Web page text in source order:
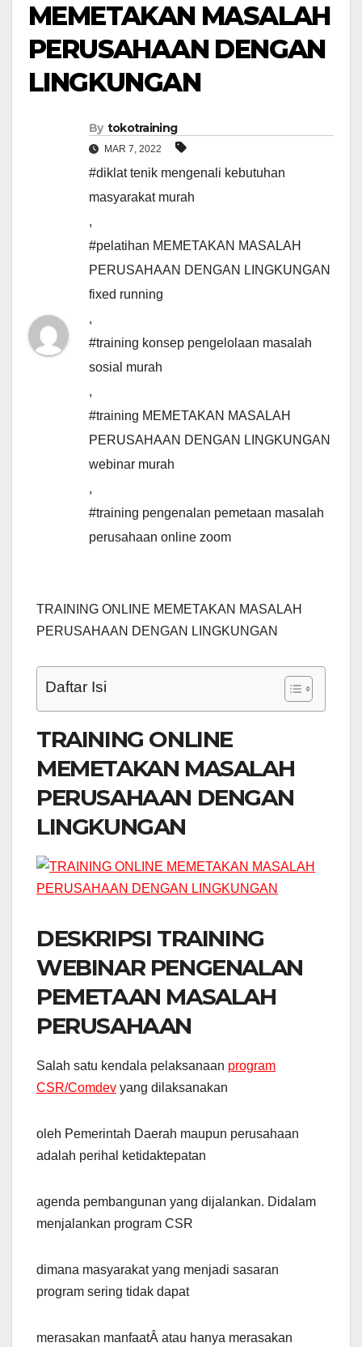
MEMETAKAN MASALAH
PERUSAHAAN DENGAN
LINGKUNGAN
By tokotraining
MAR 7, 2022
#diklat tenik mengenali kebutuhan
masyarakat murah
,
#pelatihan MEMETAKAN MASALAH
PERUSAHAAN DENGAN LINGKUNGAN
fixed running
,
#training konsep pengelolaan masalah
sosial murah
,
#training MEMETAKAN MASALAH
PERUSAHAAN DENGAN LINGKUNGAN
webinar murah
,
#training pengenalan pemetaan masalah
perusahaan online zoom
TRAINING ONLINE MEMETAKAN MASALAH
PERUSAHAAN DENGAN LINGKUNGAN
Daftar Isi
TRAINING ONLINE
MEMETAKAN MASALAH
PERUSAHAAN DENGAN
LINGKUNGAN
DESKRIPSI TRAINING
WEBINAR PENGENALAN
PEMETAAN MASALAH
PERUSAHAAN
Salah satu kendala pelaksanaan program
CSR/Comdev yang dilaksanakan
oleh Pemerintah Daerah maupun perusahaan
adalah perihal ketidaktepatan
agenda pembangunan yang dijalankan. Didalam
menjalankan program CSR
dimana masyarakat yang menjadi sasaran
program sering tidak dapat
merasakan manfaatÂ atau hanya merasakan